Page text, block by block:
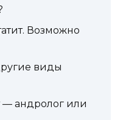
Возможно
виды
— андролог или